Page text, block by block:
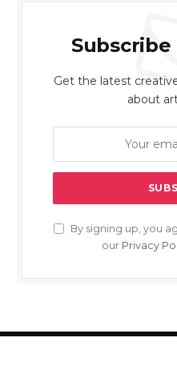
Get the latest
about
By signing up, you
our Privacy